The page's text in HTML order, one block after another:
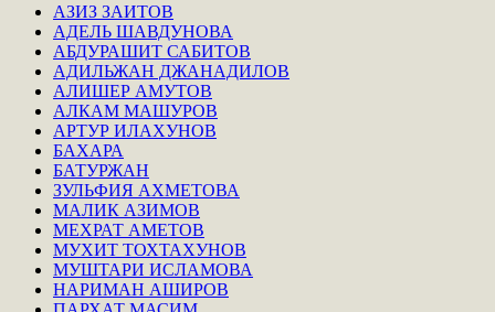
АЗИЗ ЗАИТОВ
АДЕЛЬ ШАВДУНОВА
АБДУРАШИТ САБИТОВ
АДИЛЬЖАН ДЖАНАДИЛОВ
АЛИШЕР АМУТОВ
АЛКАМ МАШУРОВ
АРТУР ИЛАХУНОВ
БАХАРА
БАТУРЖАН
ЗУЛЬФИЯ АХМЕТОВА
МАЛИК АЗИМОВ
МЕХРАТ АМЕТОВ
МУХИТ ТОХТАХУНОВ
МУШТАРИ ИСЛАМОВА
НАРИМАН АШИРОВ